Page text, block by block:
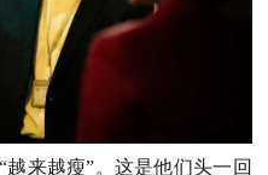
来越瘦”。这是他们头一回